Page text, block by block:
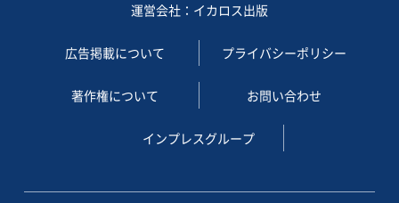
運営会社：イカロス出版
広告掲載について プライバシーポリシー
著作権について お問い合わせ
インプレスグループ